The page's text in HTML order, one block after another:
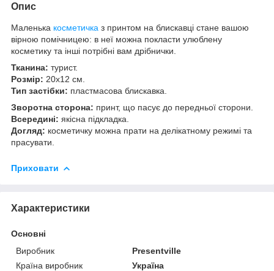
Опис
Маленька косметичка з принтом на блискавці стане вашою
вірною помічницею: в неї можна покласти улюблену
косметику та інші потрібні вам дрібнички.
Тканина: турист.
Розмір: 20х12 см.
Тип застібки: пластмасова блискавка.
Зворотна сторона: принт, що пасує до передньої сторони.
Всередині: якісна підкладка.
Догляд: косметичку можна прати на делікатному режимі та
прасувати.
Приховати
Характеристики
Основні
Виробник
Presentville
Країна виробник
Україна